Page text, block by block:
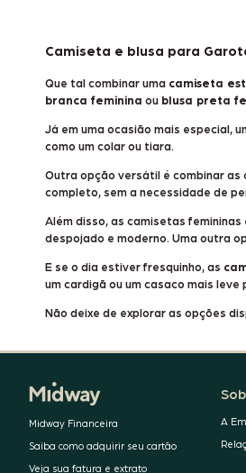
Camiseta e blusa para
Que tal combinar uma camiseta
branca feminina ou blusa preta
Já em uma ocasião mais especial,
como um colar ou tiara.
Outra opção versátil é combinar as
completo, sem a necessidade de
Além disso, as camisetas
despojado e moderno. Uma outra
E se o dia estiver fresquinho, as
um cardigã ou um casaco mais
Não deixe de explorar as opções
Midway Financeira
Saiba como adquirir seu cartão
Veja sua fatura e extrato
A